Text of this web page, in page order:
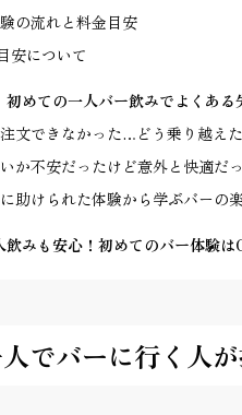
の流れと料金目安
安について
初めての一人バー飲みでよくあ
文できなかった…どう乗り越え
か不安だったけど意外と快適だ
助けられた体験から学ぶバーの
飲みも安心！初めてのバー体験
でバーに行く人